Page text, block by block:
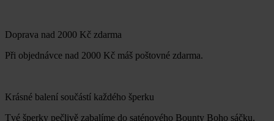
Doprava nad 2000 Kč zdarma
Při objednávce nad 2000 Kč máš poštovné zdarma.
Krásné balení součástí každého šperku
Tvé šperky pečlivě zabalíme do saténového Bounty Boho sáčku.